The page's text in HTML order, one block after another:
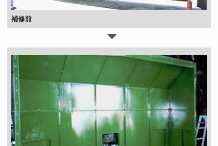
補修前